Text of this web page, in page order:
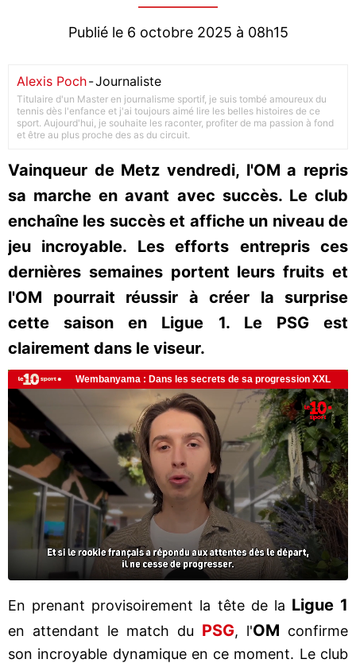
Publié le 6 octobre 2025 à 08h15
Alexis Poch-Journaliste
Titulaire d'un Master en journalisme sportif, je suis tombé amoureux du
tennis dès l'enfance et j'ai toujours aimé lire les belles histoires de ce
sport. Aujourd'hui, je souhaite les raconter, profiter de ma passion à fond
et être au plus proche des as du circuit.
Vainqueur de Metz vendredi, l'OM a repris
sa marche en avant avec succès. Le club
enchaîne les succès et affiche un niveau de
jeu incroyable. Les efforts entrepris ces
dernières semaines portent leurs fruits et
l'OM pourrait réussir à créer la surprise
cette saison en Ligue 1. Le PSG est
clairement dans le viseur.
En prenant provisoirement la tête de la Ligue 1
en attendant le match du PSG, l'OM confirme
son incroyable dynamique en ce moment. Le club